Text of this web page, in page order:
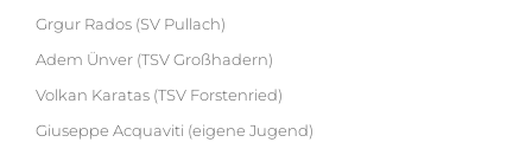
Grgur Rados (SV Pullach)
Adem Ünver (TSV Großhadern)
Volkan Karatas (TSV Forstenried)
Giuseppe Acquaviti (eigene Jugend)